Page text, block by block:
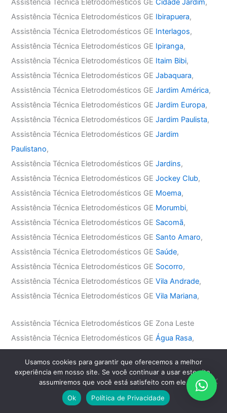
Assistência Técnica Eletrodomésticos GECidade Jardim,
Assistência Técnica Eletrodomésticos GE Ibirapuera,
Assistência Técnica Eletrodomésticos GE Interlagos,
Assistência Técnica Eletrodomésticos GE Ipiranga,
Assistência Técnica Eletrodomésticos GE Itaim Bibi,
Assistência Técnica Eletrodomésticos GEJabaquara,
Assistência Técnica Eletrodomésticos GEJardim América,
Assistência Técnica Eletrodomésticos GEJardim Europa,
Assistência Técnica Eletrodomésticos GEJardim Paulista,
Assistência Técnica Eletrodomésticos GEJardim
Paulistano,
Assistência Técnica Eletrodomésticos GEJardins,
Assistência Técnica Eletrodomésticos GEJockey Club,
Assistência Técnica Eletrodomésticos GE Moema,
Assistência Técnica Eletrodomésticos GE Morumbi,
Assistência Técnica Eletrodomésticos GE Sacomã,
Assistência Técnica Eletrodomésticos GE Santo Amaro,
Assistência Técnica Eletrodomésticos GE Saúde,
Assistência Técnica Eletrodomésticos GE Socorro,
Assistência Técnica Eletrodomésticos GEVila Andrade,
Assistência Técnica Eletrodomésticos GEVila Mariana,
Assistência Técnica Eletrodomésticos GE Zona Leste
Assistência Técnica Eletrodomésticos GEÁgua Rasa,
Assistência Técnica Eletrodomésticos GE
Assistência Técnica Eletrodomésticos GEBelém,
Assistência Técnica Eletrodomésticos GEMooca
Usamos cookies para garantir que oferecemos a melhor
experiência em nosso site. Se você continuar a usar este site,
assumiremos que você está satisfeito com ele.
Ok
Política de Privacidade